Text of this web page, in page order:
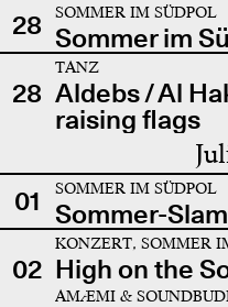
28
SOMMER IM SÜDPOL
Sommer im
28
TANZ
Aldebs / Al
raising flags
01 SOMMER IM SÜDPOL
Sommer-Slam
02
KONZERT, SOMMER
High on the
AMÆMI &